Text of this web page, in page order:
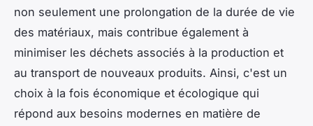
non seulement une prolongation de la durée de vie
des matériaux, mais contribue également à
minimiser les déchets associés à la production et
au transport de nouveaux produits. Ainsi, c'est un
choix à la fois économique et écologique qui
répond aux besoins modernes en matière de